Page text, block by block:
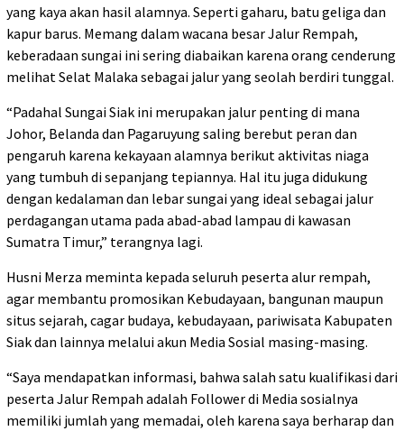
yang kaya akan hasil alamnya. Seperti gaharu, batu geliga dan
kapur barus. Memang dalam wacana besar Jalur Rempah,
keberadaan sungai ini sering diabaikan karena orang cenderung
melihat Selat Malaka sebagai jalur yang seolah berdiri tunggal.
“Padahal Sungai Siak ini merupakan jalur penting di mana
Johor, Belanda dan Pagaruyung saling berebut peran dan
pengaruh karena kekayaan alamnya berikut aktivitas niaga
yang tumbuh di sepanjang tepiannya. Hal itu juga didukung
dengan kedalaman dan lebar sungai yang ideal sebagai jalur
perdagangan utama pada abad-abad lampau di kawasan
Sumatra Timur,” terangnya lagi.
Husni Merza meminta kepada seluruh peserta alur rempah,
agar membantu promosikan Kebudayaan, bangunan maupun
situs sejarah, cagar budaya, kebudayaan, pariwisata Kabupaten
Siak dan lainnya melalui akun Media Sosial masing-masing.
“Saya mendapatkan informasi, bahwa salah satu kualifikasi dari
peserta Jalur Rempah adalah Follower di Media sosialnya
memiliki jumlah yang memadai, oleh karena saya berharap dan